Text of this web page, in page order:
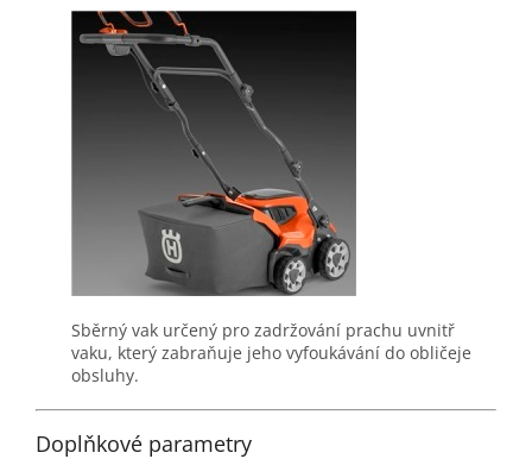
Sběrný vak určený pro zadržování prachu uvnitř
vaku, který zabraňuje jeho vyfoukávání do obličeje
obsluhy.
Doplňkové parametry